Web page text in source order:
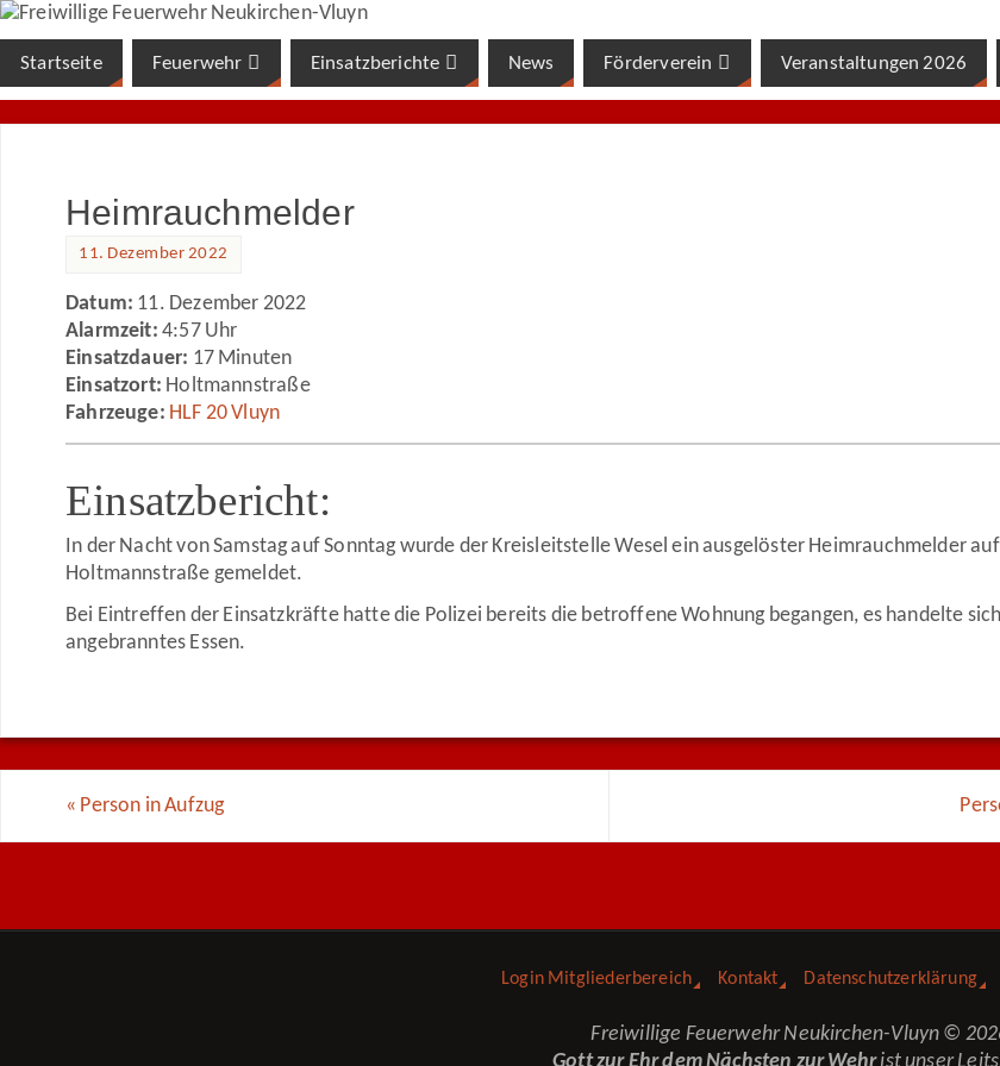
Startseite Feuerwehr Einsatzberichte News Förderverein Veranstaltungen 2026
Heimrauchmelder
11. Dezember 2022
Datum: 11. Dezember 2022
Alarmzeit: 4:57 Uhr
Einsatzdauer: 17 Minuten
Einsatzort: Holtmannstraße
Fahrzeuge: HLF 20 Vluyn
Einsatzbericht:
In der Nacht von Samstag auf Sonntag wurde der Kreisleitstelle Wesel ein ausgelöster Heimrauchmelder
Holtmannstraße gemeldet.
Bei Eintreffen der Einsatzkräfte hatte die Polizei bereits die betroffene Wohnung begangen, es handelte
angebranntes Essen.
« Person in Aufzug
Login Mitgliederbereich Kontakt Datenschutzerklärung
Freiwillige Feuerwehr Neukirchen-Vluyn ©